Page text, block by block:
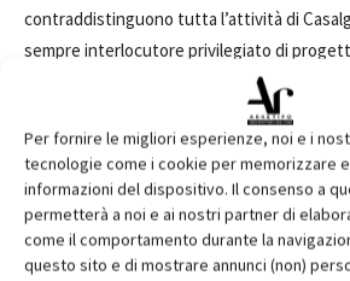
Per fornire le migliori esperienze, noi e i
tecnologie come i cookie per memorizzare
informazioni del dispositivo. Il consenso a
permetterà a noi e ai nostri partner di
come il comportamento durante la
questo sito e di mostrare annunci (non)
contraddistinguono tutta l’attività di
sempre interlocutore privilegiato di
dell’architettura contemporanea, con i quali
realizzare edifici, case e città per le
TAGS Biennale di Architettura di Venezia
Grand Prix 2015